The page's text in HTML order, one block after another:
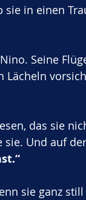
sie in einen
Seine
Lächeln
das sie
sie. Und auf der
sie ganz still